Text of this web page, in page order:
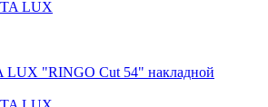
LUX "RINGO Cut 54" накладной